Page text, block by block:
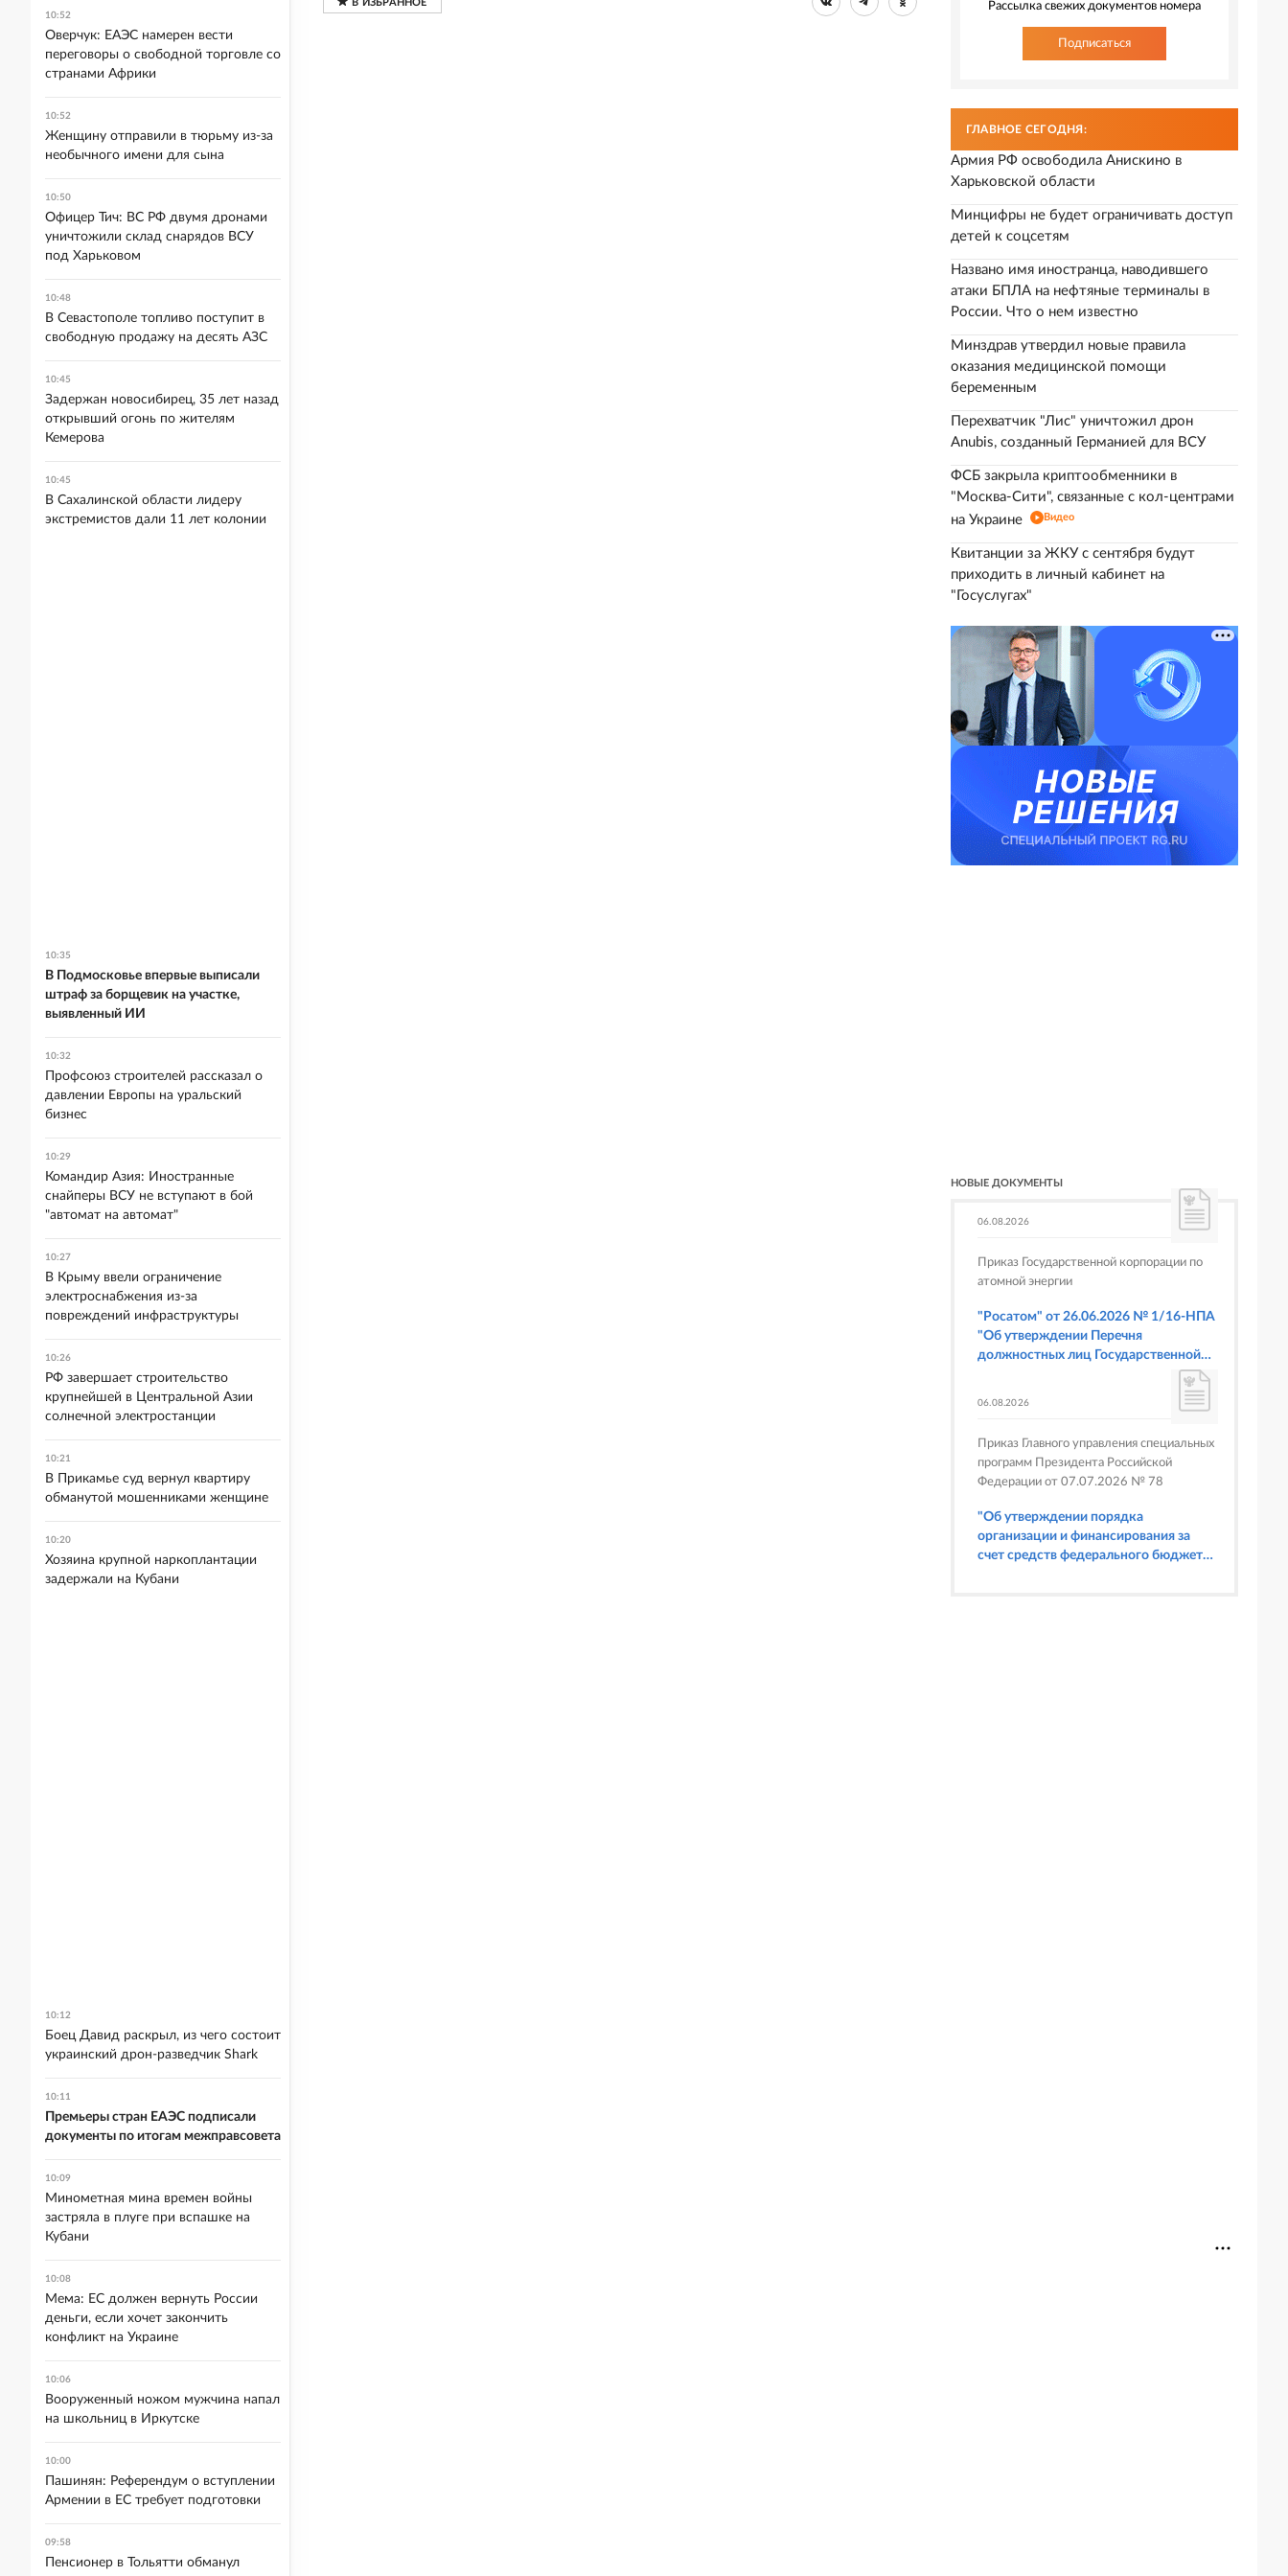
Рассылка свежих документов номера
Подписаться
ГЛАВНОЕ СЕГОДНЯ:
Армия РФ освободила Анискино в
Харьковской области
Минцифры не будет ограничивать доступ
детей к соцсетям
Названо имя иностранца, наводившего
атаки БПЛА на нефтяные терминалы в
России. Что о нем известно
Минздрав утвердил новые правила
оказания медицинской помощи
беременным
Перехватчик "Лис" уничтожил дрон
Anubis, созданный Германией для ВСУ
ФСБ закрыла криптообменники в
"Москва-Сити", связанные с кол-центрами
на Украине
Видео
Квитанции за ЖКУ с сентября будут
приходить в личный кабинет на
"Госуслугах"
НОВЫЕ ДОКУМЕНТЫ
06.08.2026
Приказ Государственной корпорации по
атомной энергии
"Росатом" от 26.06.2026 № 1/16-НПА
"Об утверждении Перечня
должностных лиц Государственной
корпорации по атомной энергии
предусмотренных статьями 6.3, 8.1,
9.4, 9.5 и 9.5.1, частью 3 статьи 9.16,
статьей 14.44, частью 1 статьи 19.4,
статьей 19.4.1, частями 6 и 15 статьи
19.5, статьями 19.6 и 19.7, частью 1
статьи 19.26, статьей 19.33, частями 1,
2, 2.1, 6 и 6.1 статьи 20.4 Кодекса
06.08.2026
Приказ Главного управления специальных
программ Президента Российской
Федерации от 07.07.2026 № 78
"Об утверждении порядка
организации и финансирования за
счет средств федерального бюджета
10:52
Оверчук: ЕАЭС намерен вести
переговоры о свободной торговле со
странами Африки
10:52
Женщину отправили в тюрьму из-за
необычного имени для сына
10:50
Офицер Тич: ВС РФ двумя дронами
уничтожили склад снарядов ВСУ
под Харьковом
10:48
В Севастополе топливо поступит в
свободную продажу на десять АЗС
10:45
Задержан новосибирец, 35 лет назад
открывший огонь по жителям
Кемерова
10:45
В Сахалинской области лидеру
экстремистов дали 11 лет колонии
10:35
В Подмосковье впервые выписали
штраф за борщевик на участке,
выявленный ИИ
10:32
Профсоюз строителей рассказал о
давлении Европы на уральский
бизнес
10:29
Командир Азия: Иностранные
снайперы ВСУ не вступают в бой
"автомат на автомат"
10:27
В Крыму ввели ограничение
электроснабжения из-за
повреждений инфраструктуры
10:26
РФ завершает строительство
крупнейшей в Центральной Азии
солнечной электростанции
10:21
В Прикамье суд вернул квартиру
обманутой мошенниками женщине
10:20
Хозяина крупной наркоплантации
задержали на Кубани
10:12
Боец Давид раскрыл, из чего состоит
украинский дрон-разведчик Shark
10:11
Премьеры стран ЕАЭС подписали
документы по итогам межправсовета
10:09
Минометная мина времен войны
застряла в плуге при вспашке на
Кубани
10:08
Мема: ЕС должен вернуть России
деньги, если хочет закончить
конфликт на Украине
10:06
Вооруженный ножом мужчина напал
на школьниц в Иркутске
10:00
Пашинян: Референдум о вступлении
Армении в ЕС требует подготовки
09:58
Пенсионер в Тольятти обманул